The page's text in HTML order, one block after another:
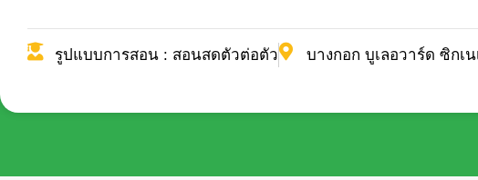
รูปแบบการสอน : สอนสดตัวต่อตัว บางกอก บูเลอวาร์ด ซิกเ